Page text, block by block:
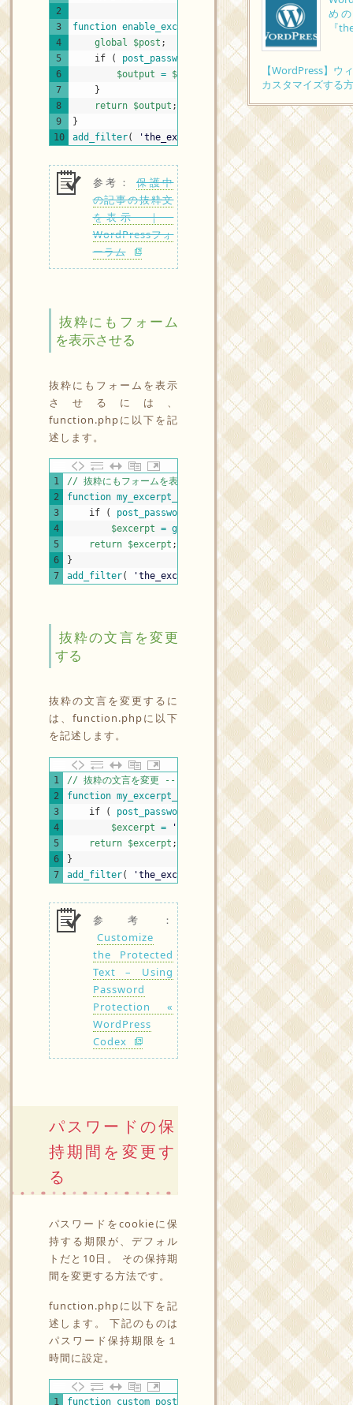
2
3
4
5
6
7
8
9
10
function enable_excerpt_password_protected_post (
global
$post ;
if
( post_password_required(
$output = $post post_excerpt;
}
return
$output ;
}
add_filter( 'the_excerpt'
参考：
保護中
の記事の抜粋文
を表示 ｜
WordPressフォ
ーラム
抜粋にもフォーム
を表示させる
抜粋にもフォームを表示
させるには、
function.phpに以下を記
述します。
PHP
1
2
3
4
5
6
7
// 抜粋にもフォームを表示させる
function my_excerpt_password_form ( $excerpt )
{
if
( post_password_required(
$excerpt = get_the_password_form();
return
$excerpt ;
}
add_filter( 'the_excerpt'
抜粋の文言を変更
する
抜粋の文言を変更するに
は、function.phpに以下
を記述します。
PHP
1
2
3
4
5
6
7
// 抜粋の文言を変更
function my_excerpt_protected $excerpt )
if
( post_password_required (
)
$excerpt =
'<p>[ここに抜粋を書く。変更されてい
return
$excerpt ;
}
add_filter( 'the_excerpt' 'my_excerpt_protected' );
参考：
Customize
the Protected
Text – Using
Password
Protection «
WordPress
Codex
パスワードの保
持期間を変更す
る
パスワードをcookieに保
持する期限が、デフォル
トだと10日。 その保持期
間を変更する方法です。
function.phpに以下を記
述します。 下記のものは
パスワード保持期限を１
時間に設定。
PHP
1 function custom_postpass_time ()
め
『
【WordPress】ウ
カスタマイズする